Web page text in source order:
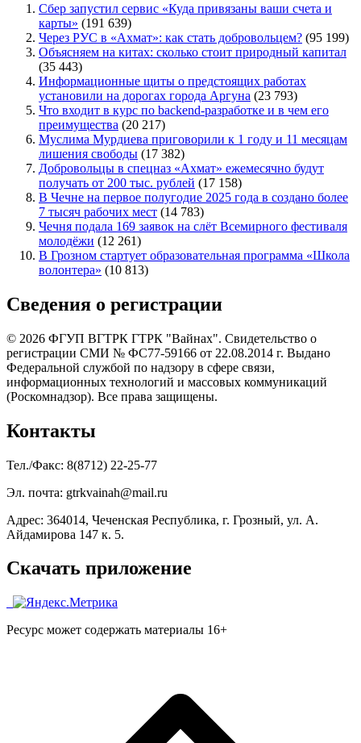
Сбер запустил сервис «Куда привязаны ваши счета и
карты» (191 639)
Через РУС в «Ахмат»: как стать добровольцем? (95 199)
Объясняем на китах: сколько стоит природный капитал
(35 443)
Информационные щиты о предстоящих работах
установили на дорогах города Аргуна (23 793)
Что входит в курс по backend-разработке и в чем его
преимущества (20 217)
Муслима Мурдиева приговорили к 1 году и 11 месяцам
лишения свободы (17 382)
Добровольцы в спецназ «Ахмат» ежемесячно будут
получать от 200 тыс. рублей (17 158)
В Чечне на первое полугодие 2025 года в создано более
7 тысяч рабочих мест (14 783)
Чечня подала 169 заявок на слёт Всемирного фестиваля
молодёжи (12 261)
В Грозном стартует образовательная программа «Школа
волонтера» (10 813)
Сведения о регистрации
© 2026 ФГУП ВГТРК ГТРК "Вайнах". Свидетельство о
регистрации СМИ № ФС77-59166 от 22.08.2014 г. Выдано
Федеральной службой по надзору в сфере связи,
информационных технологий и массовых коммуникаций
(Роскомнадзор). Все права защищены.
Контакты
Тел./Факс: 8(8712) 22-25-77
Эл. почта: gtrkvainah@mail.ru
Адрес: 364014, Чеченская Республика, г. Грозный, ул. А.
Айдамирова 147 к. 5.
Скачать приложение
Ресурс может содержать материалы 16+